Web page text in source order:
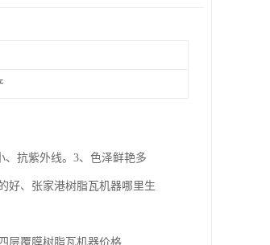
抗紫外线。3、色泽鲜艳多
好、张家港树脂瓦机器哪里生
层覆膜树脂瓦机器价格